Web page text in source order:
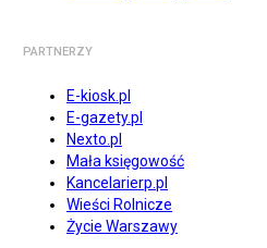
PARTNERZY
E-kiosk.pl
E-gazety.pl
Nexto.pl
Mała księgowość
Kancelarierp.pl
Wieści Rolnicze
Życie Warszawy